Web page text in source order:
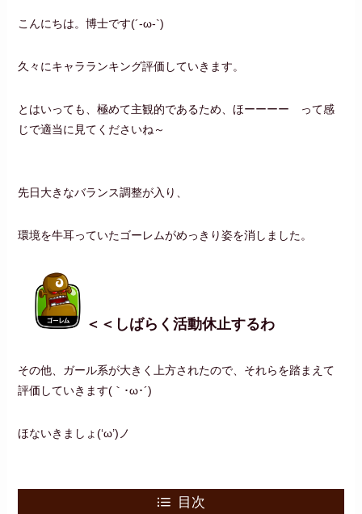
こんにちは。博士です(´-ω-`)
久々にキャラランキング評価していきます。
とはいっても、極めて主観的であるため、ほーーーー って感
じで適当に見てくださいね～
先日大きなバランス調整が入り、
環境を牛耳っていたゴーレムがめっきり姿を消しました。
＜＜しばらく活動休止するわ
その他、ガール系が大きく上方されたので、それらを踏まえて
評価していきます(｀･ω･´)
ほないきましょ(‘ω’)ノ
目次